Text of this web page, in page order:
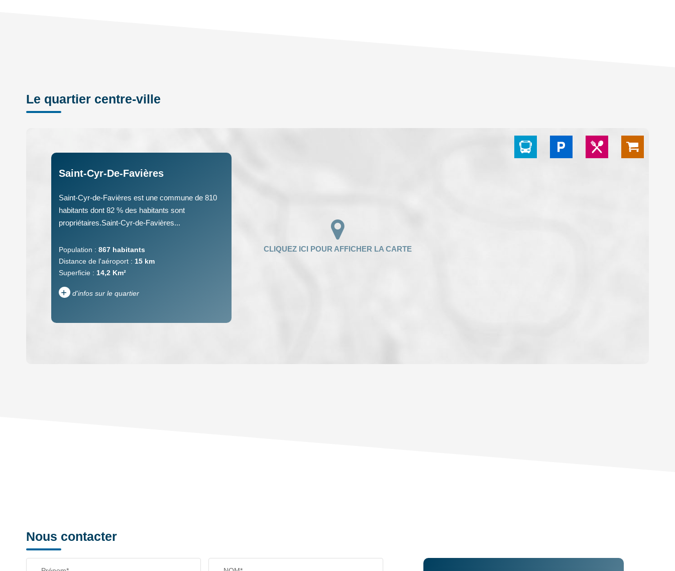
Le quartier centre-ville
Saint-Cyr-De-Favières
Saint-Cyr-de-Favières est une commune de 810
habitants dont 82 % des habitants sont
propriétaires.Saint-Cyr-de-Favières...
Population : 867 habitants
Distance de l'aéroport : 15 km
Superficie : 14,2 Km²
+ d'infos sur le quartier
Nous contacter